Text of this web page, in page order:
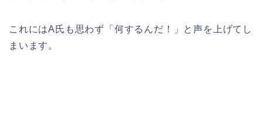
これにはA氏も思わず「何するんだ！」と声を上げてし
まいます。